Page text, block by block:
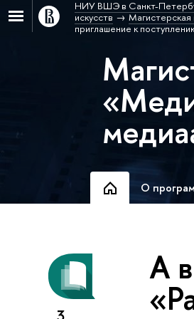
НИУ ВШЭ в Санкт-
искусств
приглашение к
О
А